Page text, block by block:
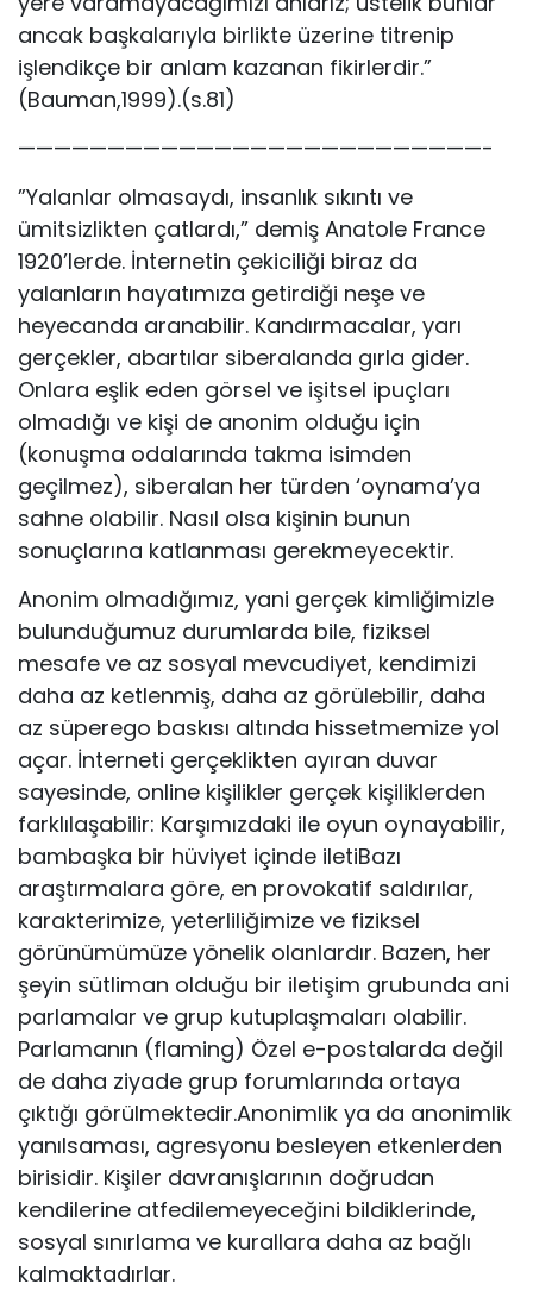
ancak başkalarıyla birlikte üzerine titrenip
işlendikçe bir anlam kazanan fikirlerdir.”
(Bauman,1999).(s.81)
——————————————————————————-
”Yalanlar olmasaydı, insanlık sıkıntı ve
ümitsizlikten çatlardı,” demiş Anatole France
1920’lerde. İnternetin çekiciliği biraz da
yalanların hayatımıza getirdiği neşe ve
heyecanda aranabilir. Kandırmacalar, yarı
gerçekler, abartılar siberalanda gırla gider.
Onlara eşlik eden görsel ve işitsel ipuçları
olmadığı ve kişi de anonim olduğu için
(konuşma odalarında takma isimden
geçilmez), siberalan her türden ‘oynama’ya
sahne olabilir. Nasıl olsa kişinin bunun
sonuçlarına katlanması gerekmeyecektir.
Anonim olmadığımız, yani gerçek kimliğimizle
bulunduğumuz durumlarda bile, fiziksel
mesafe ve az sosyal mevcudiyet, kendimizi
daha az ketlenmiş, daha az görülebilir, daha
az süperego baskısı altında hissetmemize yol
açar. İnterneti gerçeklikten ayıran duvar
sayesinde, online kişilikler gerçek kişiliklerden
farklılaşabilir: Karşımızdaki ile oyun oynayabilir,
bambaşka bir hüviyet içinde iletiBazı
araştırmalara göre, en provokatif saldırılar,
karakterimize, yeterliliğimize ve fiziksel
görünümümüze yönelik olanlardır. Bazen, her
şeyin sütliman olduğu bir iletişim grubunda ani
parlamalar ve grup kutuplaşmaları olabilir.
Parlamanın (flaming) Özel e-postalarda değil
de daha ziyade grup forumlarında ortaya
çıktığı görülmektedir.Anonimlik ya da anonimlik
yanılsaması, agresyonu besleyen etkenlerden
birisidir. Kişiler davranışlarının doğrudan
kendilerine atfedilemeyeceğini bildiklerinde,
sosyal sınırlama ve kurallara daha az bağlı
kalmaktadırlar.